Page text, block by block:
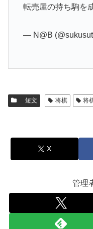
転売屋の持ち駒を
— N@B
短文 将棋 将
X
管理